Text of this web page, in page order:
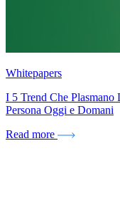
Whitepapers
I 5 Trend Che Plasmano
Persona Oggi e Domani
Read more